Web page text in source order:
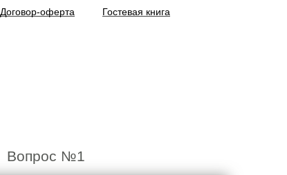
Договор-оферта Гостевая книга
Вопрос №1